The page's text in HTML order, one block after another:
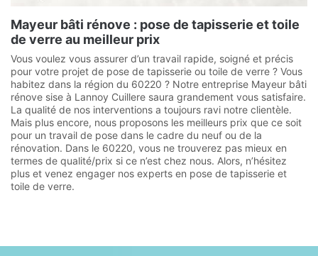
Mayeur bâti rénove : pose de tapisserie et toile
de verre au meilleur prix
Vous voulez vous assurer d’un travail rapide, soigné et précis
pour votre projet de pose de tapisserie ou toile de verre ? Vous
habitez dans la région du 60220 ? Notre entreprise Mayeur bâti
rénove sise à Lannoy Cuillere saura grandement vous satisfaire.
La qualité de nos interventions a toujours ravi notre clientèle.
Mais plus encore, nous proposons les meilleurs prix que ce soit
pour un travail de pose dans le cadre du neuf ou de la
rénovation. Dans le 60220, vous ne trouverez pas mieux en
termes de qualité/prix si ce n’est chez nous. Alors, n’hésitez
plus et venez engager nos experts en pose de tapisserie et
toile de verre.